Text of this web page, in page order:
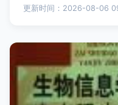
更新时间：2026-08-06